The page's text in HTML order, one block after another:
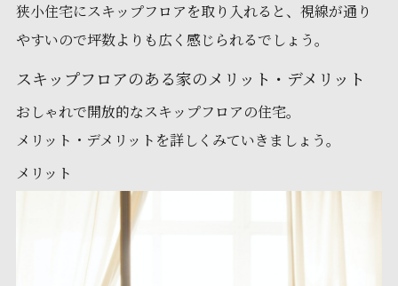
狭小住宅にスキップフロアを取り入れると、視線が通り
やすいので坪数よりも広く感じられるでしょう。
スキップフロアのある家のメリット・デメリット
おしゃれで開放的なスキップフロアの住宅。
メリット・デメリットを詳しくみていきましょう。
メリット